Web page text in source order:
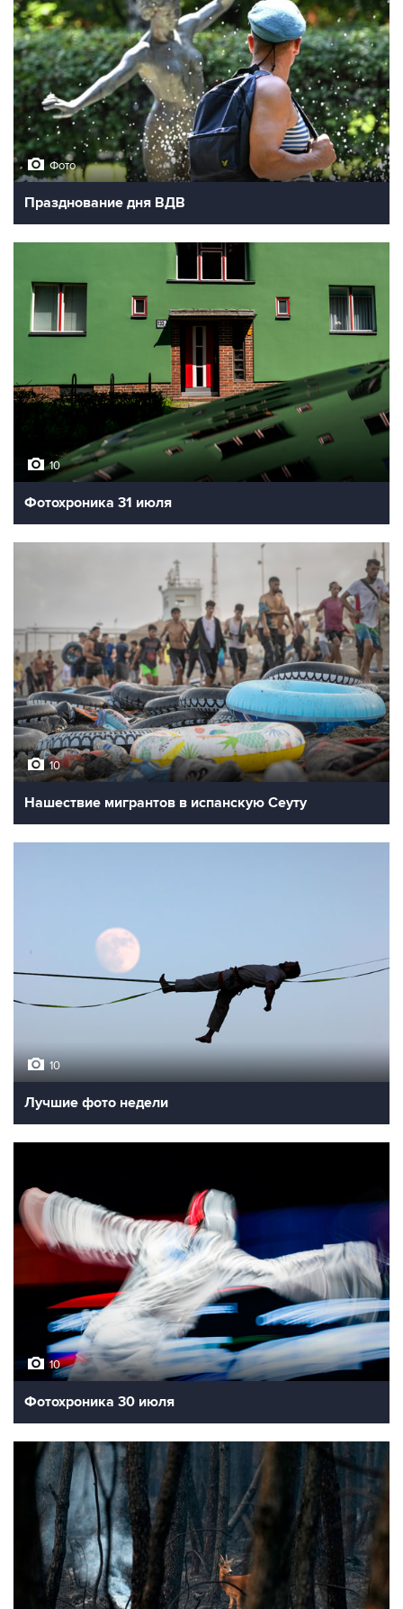
Фото
Празднование дня ВДВ
10
Фотохроника 31 июля
10
Нашествие мигрантов в испанскую Сеуту
10
Лучшие фото недели
10
Фотохроника 30 июля